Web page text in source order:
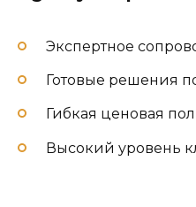
Экспертное
Готовые решения
Гибкая ценовая
Высокий уровень